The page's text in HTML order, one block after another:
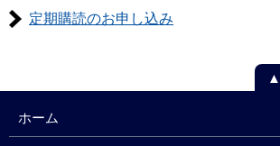
定期購読のお申し込み
ホーム